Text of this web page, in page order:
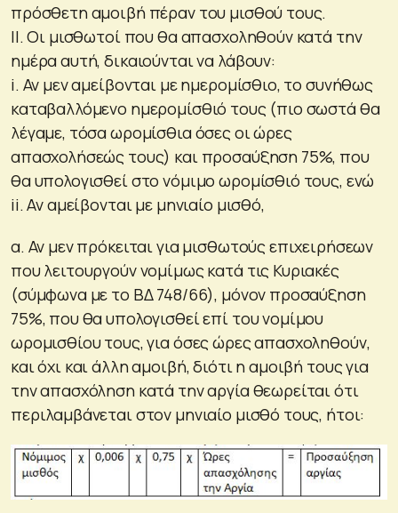
πρόσθετη αμοιβή πέραν του μισθού τους.
II. Οι μισθωτοί που θα απασχοληθούν κατά την
ημέρα αυτή, δικαιούνται να λάβουν:
i. Αν μεν αμείβονται με ημερομίσθιο, το συνήθως
καταβαλλόμενο ημερομίσθιό τους (πιο σωστά θα
λέγαμε, τόσα ωρομίσθια όσες οι ώρες
απασχολήσεώς τους) και προσαύξηση 75%, που
θα υπολογισθεί στο νόμιμο ωρομίσθιό τους, ενώ
ii. Αν αμείβονται με μηνιαίο μισθό,
α. Αν μεν πρόκειται για μισθωτούς επιχειρήσεων
που λειτουργούν νομίμως κατά τις Κυριακές
(σύμφωνα με το ΒΔ 748/66), μόνον προσαύξηση
75%, που θα υπολογισθεί επί του νομίμου
ωρομισθίου τους, για όσες ώρες απασχοληθούν,
και όχι και άλλη αμοιβή, διότι η αμοιβή τους για
την απασχόληση κατά την αργία θεωρείται ότι
περιλαμβάνεται στον μηνιαίο μισθό τους, ήτοι: